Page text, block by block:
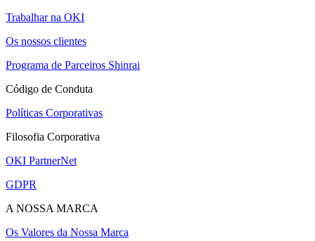
Trabalhar na OKI
Os nossos clientes
Programa de Parceiros Shinrai
Código de Conduta
Políticas Corporativas
Filosofia Corporativa
OKI PartnerNet
GDPR
A NOSSA MARCA
Os Valores da Nossa Marca